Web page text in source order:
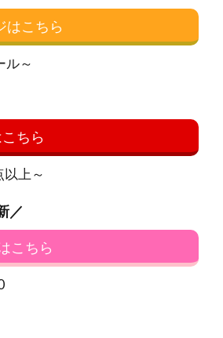
はこちら
ル～
ちら
上～
／
こちら